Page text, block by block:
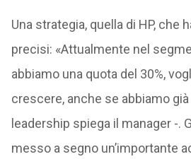
Una strategia, quella di HP, che
precisi: «Attualmente nel
abbiamo una quota del 30%,
crescere, anche se abbiamo
leadership spiega il manager -.
messo a segno un’importante